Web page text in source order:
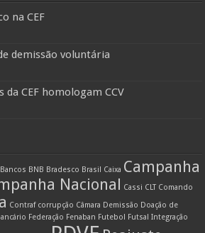
na CEF
demissão voluntária
CEF homologam CCV
Bancos BNB Bradesco Brasil Caixa Campanha
Nacional Cassi CLT Comando
Contraf corrupção Câmara Demissão Doação de
Federação Fenaban Futebol Futsal Integração